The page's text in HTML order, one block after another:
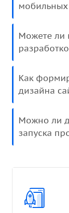
мобильных
Можете ли
Как
дизайна
Можно ли
запуска